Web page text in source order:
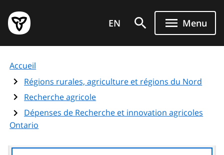
au
contenu
principal
Page
d'accueil
de
l'Ontario
EN Menu
Accueil
Régions rurales, agriculture et régions du Nord
Recherche agricole
Dépenses de Recherche et innovation agricoles
Ontario